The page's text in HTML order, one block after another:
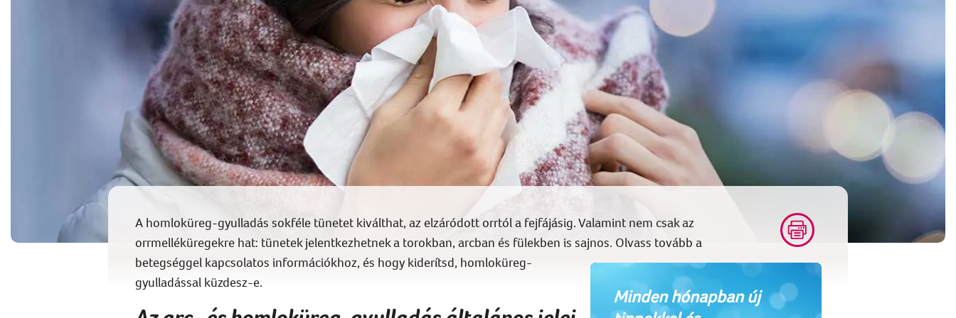
Minden hónapban új
A homloküreg-gyulladás sokféle tünetet kiválthat, az elzáródott orrtól a fejfájásig. Valamint nem csak az
orrmelléküregekre hat: tünetek jelentkezhetnek a torokban, arcban és fülekben is sajnos. Olvass tovább a
betegséggel kapcsolatos információkhoz, és hogy kiderítsd, homloküreg-
gyulladással küzdesz-e.